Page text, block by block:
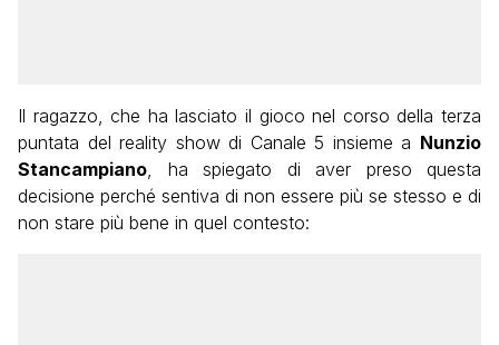
Il ragazzo, che ha lasciato il gioco nel corso della terza
puntata del reality show di Canale 5 insieme a Nunzio
Stancampiano, ha spiegato di aver preso questa
decisione perché sentiva di non essere più se stesso e di
non stare più bene in quel contesto: